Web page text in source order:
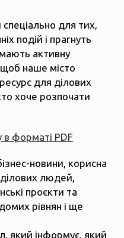
для тих,
подій і прагнуть
активну
щоб наше місто
для ділових
хоче розпочати
в форматі PDF
новини, корисна
людей,
проєкти та
рівнян і ще
який інформує, який